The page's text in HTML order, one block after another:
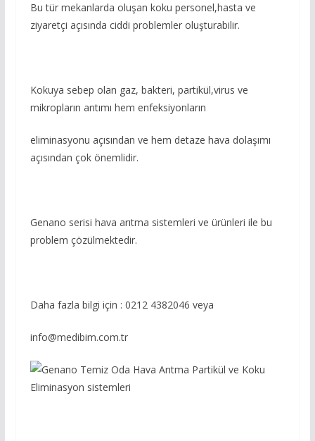
Bu tür mekanlarda oluşan koku personel,hasta ve
ziyaretçi açısında ciddi problemler oluşturabilir.
Kokuya sebep olan gaz, bakteri, partikül,virus ve
mikropların arıtımı hem enfeksiyonların
eliminasyonu açısından ve hem detaze hava dolaşımı
açısından çok önemlidir.
Genano serisi hava arıtma sistemleri ve ürünleri ile bu
problem çözülmektedir.
Daha fazla bilgi için : 0212 4382046 veya
info@medibim.com.tr